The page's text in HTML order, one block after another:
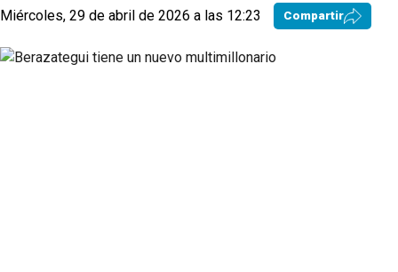
Miércoles, 29 de abril de 2026 a las 12:23 Compartir